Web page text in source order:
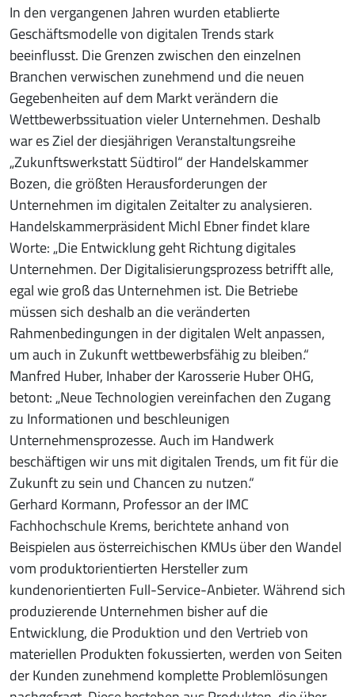
In den vergangenen Jahren wurden etablierte
Geschäftsmodelle von digitalen Trends stark
beeinflusst. Die Grenzen zwischen den einzelnen
Branchen verwischen zunehmend und die neuen
Gegebenheiten auf dem Markt verändern die
Wettbewerbssituation vieler Unternehmen. Deshalb
war es Ziel der diesjährigen Veranstaltungsreihe
„Zukunftswerkstatt Südtirol“ der Handelskammer
Bozen, die größten Herausforderungen der
Unternehmen im digitalen Zeitalter zu analysieren.
Handelskammerpräsident Michl Ebner findet klare
Worte: „Die Entwicklung geht Richtung digitales
Unternehmen. Der Digitalisierungsprozess betrifft alle,
egal wie groß das Unternehmen ist. Die Betriebe
müssen sich deshalb an die veränderten
Rahmenbedingungen in der digitalen Welt anpassen,
um auch in Zukunft wettbewerbsfähig zu bleiben.“
Manfred Huber, Inhaber der Karosserie Huber OHG,
betont: „Neue Technologien vereinfachen den Zugang
zu Informationen und beschleunigen
Unternehmensprozesse. Auch im Handwerk
beschäftigen wir uns mit digitalen Trends, um fit für die
Zukunft zu sein und Chancen zu nutzen.“
Gerhard Kormann, Professor an der IMC
Fachhochschule Krems, berichtete anhand von
Beispielen aus österreichischen KMUs über den Wandel
vom produktorientierten Hersteller zum
kundenorientierten Full-Service-Anbieter. Während sich
produzierende Unternehmen bisher auf die
Entwicklung, die Produktion und den Vertrieb von
materiellen Produkten fokussierten, werden von Seiten
der Kunden zunehmend komplette Problemlösungen